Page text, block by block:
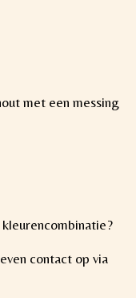
met een messing
contact op via